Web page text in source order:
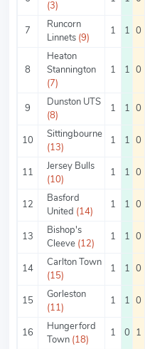
(3)
7
Runcorn
Linnets (9)
1 1 0
8
Heaton
Stannington
(7)
1 1 0
9
Dunston UTS
(8)
1 1 0
10
Sittingbourne
(13)
1 1 0
11
Jersey Bulls
(10)
1 1 0
12
Basford
United (14)
1 1 0
13
Bishop's
Cleeve (12)
1 1 0
14
Carlton Town
(15)
1 1 0
15
Gorleston
(11)
1 1 0
16
Hungerford
Town (18)
1 0 1